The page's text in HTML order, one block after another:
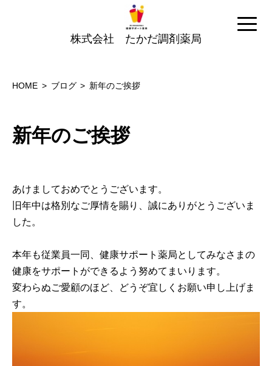
株式会社 たかだ調剤薬局
HOME ブログ 新年のご挨拶
新年のご挨拶
あけましておめでとうございます。
旧年中は格別なご厚情を賜り、誠にありがとうございま
した。
本年も従業員一同、健康サポート薬局としてみなさまの
健康をサポートができるよう努めてまいります。
変わらぬご愛顧のほど、どうぞ宜しくお願い申し上げま
す。